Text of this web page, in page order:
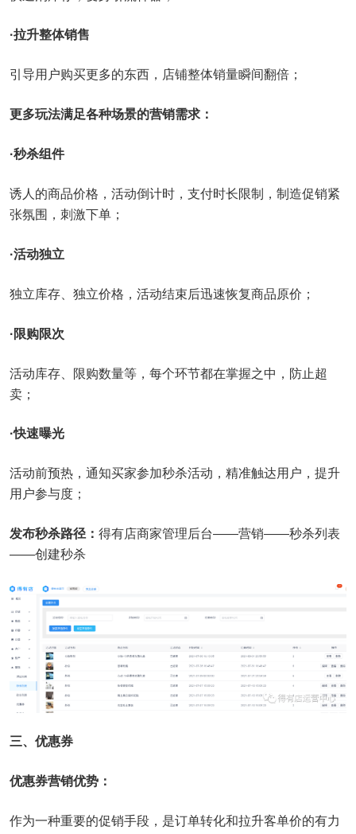
·拉升整体销售
引导用户购买更多的东西，店铺整体销量瞬间翻倍；
更多玩法满足各种场景的营销需求：
·秒杀组件
诱人的商品价格，活动倒计时，支付时长限制，制造促销紧
张氛围，刺激下单；
·活动独立
独立库存、独立价格，活动结束后迅速恢复商品原价；
·限购限次
活动库存、限购数量等，每个环节都在掌握之中，防止超
卖；
·快速曝光
活动前预热，通知买家参加秒杀活动，精准触达用户，提升
用户参与度；
发布秒杀路径： 得有店商家管理后台——营销——秒杀列表
——创建秒杀
三、优惠券
优惠券营销优势：
作为一种重要的促销手段，是订单转化和拉升客单价的有力